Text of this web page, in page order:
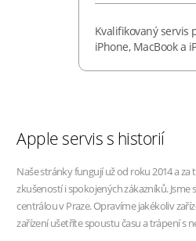
Kvalifikovaný servis
iPhone, MacBook a
Apple servis s historií
Naše stránky fungují už od roku 2014 a
zkušeností i spokojených zákazníků. Jsme
centrálou v Praze. Opravíme jakékoliv
zařízení ušetříte spoustu času a trápení s